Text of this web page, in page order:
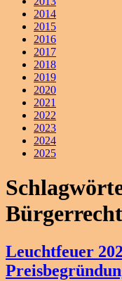
2014
2015
2016
2017
2018
2019
2020
2021
2022
2023
2024
2025
Leuchtfeuer